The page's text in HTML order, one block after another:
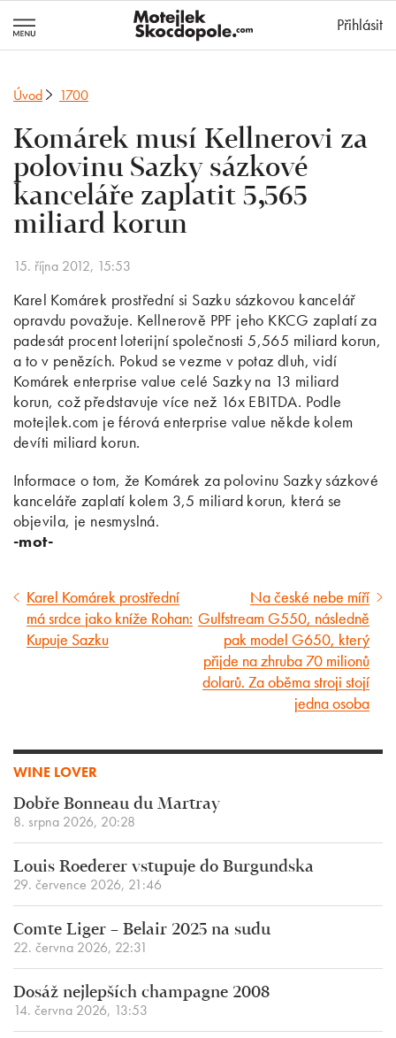
Přihlásit
Úvod 1700
Komárek musí Kellnerovi za
polovinu Sazky sázkové
kanceláře zaplatit 5,565
miliard korun
15. října 2012, 15:53
Karel Komárek prostřední si Sazku sázkovou kancelář
opravdu považuje. Kellnerově PPF jeho KKCG zaplatí za
padesát procent loterijní společnosti 5,565 miliard korun,
a to v penězích. Pokud se vezme v potaz dluh, vidí
Komárek enterprise value celé Sazky na 13 miliard
korun, což představuje více než 16x EBITDA. Podle
motejlek.com je férová enterprise value někde kolem
devíti miliard korun.
Informace o tom, že Komárek za polovinu Sazky sázkové
kanceláře zaplatí kolem 3,5 miliard korun, která se
objevila, je nesmyslná.
-mot-
Předcházející
článek
Karel Komárek prostřední
má srdce jako kníže Rohan:
Kupuje Sazku
Následující
článek
Na české nebe míří
Gulfstream G550, následně
pak model G650, který
přijde na zhruba 70 milionů
dolarů. Za oběma stroji stojí
jedna osoba
WINE LOVER
Dobře Bonneau du Martray
8. srpna 2026, 20:28
Louis Roederer vstupuje do Burgundska
29. července 2026, 21:46
Comte Liger – Belair 2025 na sudu
22. června 2026, 22:31
Dosáž nejlepších champagne 2008
14. června 2026, 13:53